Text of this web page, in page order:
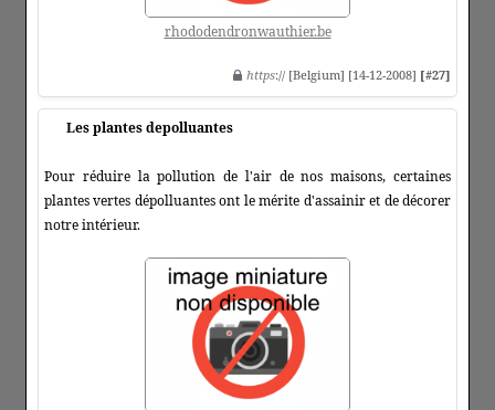
rhododendronwauthier.be
https:// [Belgium] [14-12-2008] [#27]
Les plantes depolluantes
Pour réduire la pollution de l'air de nos maisons, certaines
plantes vertes dépolluantes ont le mérite d'assainir et de décorer
notre intérieur.